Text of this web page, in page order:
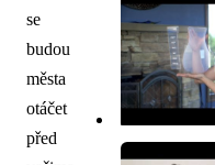
se
budou
města
otáčet
před